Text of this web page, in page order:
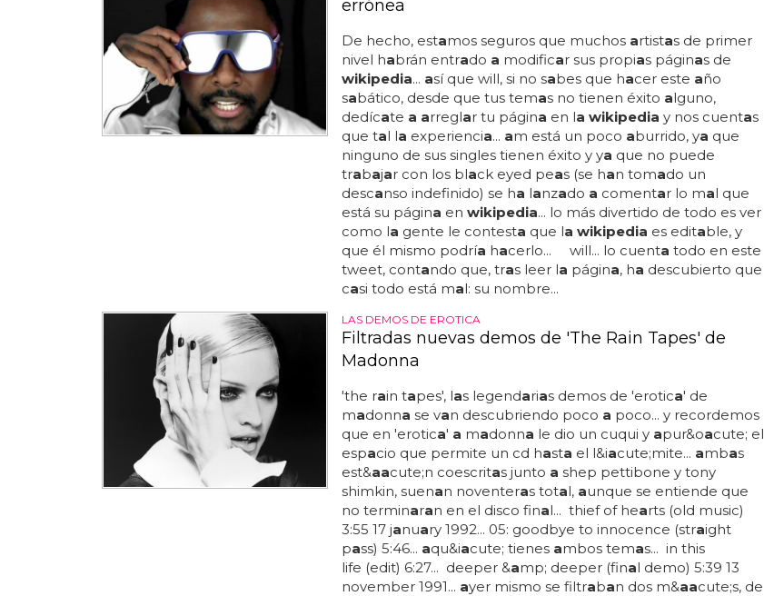
errónea
De hecho, estamos seguros que muchos artistas de primer
nivel habrán entrado a modificar sus propias páginas de
wikipedia... así que will, si no sabes que hacer este año
sabático, desde que tus temas no tienen éxito alguno,
dedícate a arreglar tu página en la wikipedia y nos cuentas
que tal la experiencia... am está un poco aburrido, ya que
ninguno de sus singles tienen éxito y ya que no puede
trabajar con los black eyed peas (se han tomado un
descanso indefinido) se ha lanzado a comentar lo mal que
está su página en wikipedia... lo más divertido de todo es ver
como la gente le contesta que la wikipedia es editable, y
que él mismo podría hacerlo... will... lo cuenta todo en este
tweet, contando que, tras leer la página, ha descubierto que
casi todo está mal: su nombre...
LAS DEMOS DE EROTICA
Filtradas nuevas demos de 'The Rain Tapes' de
Madonna
'the rain tapes', las legendarias demos de 'erotica' de
madonna se van descubriendo poco a poco... y recordemos
que en 'erotica' a madonna le dio un cuqui y apur&oacute; el
espacio que permite un cd hasta el l&iacute;mite... ambas
est&aacute;n coescritas junto a shep pettibone y tony
shimkin, suenan noventeras total, aunque se entiende que
no terminaran en el disco final... thief of hearts (old music)
3:55 17 january 1992... 05: goodbye to innocence (straight
pass) 5:46... aqu&iacute; tienes ambos temas... in this
life (edit) 6:27... deeper &amp; deeper (final demo) 5:39 13
november 1991... ayer mismo se filtraban dos m&aacute;s, de